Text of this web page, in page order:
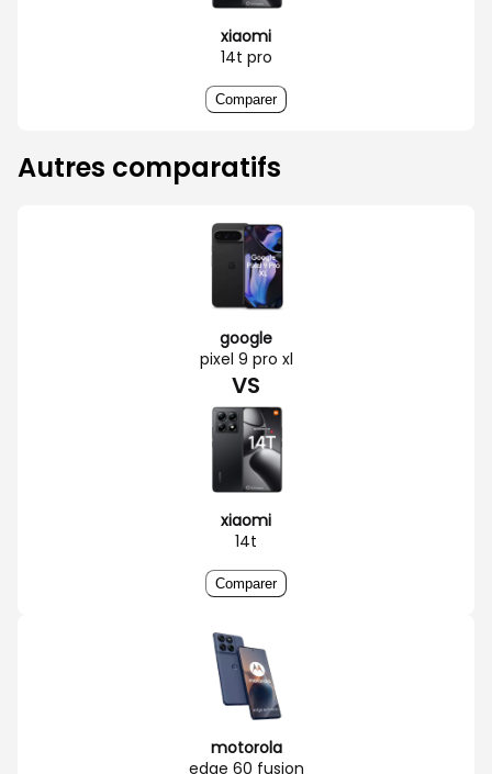
xiaomi
14t pro
Comparer
Autres comparatifs
google
pixel 9 pro xl
VS
xiaomi
14t
Comparer
motorola
edge 60 fusion